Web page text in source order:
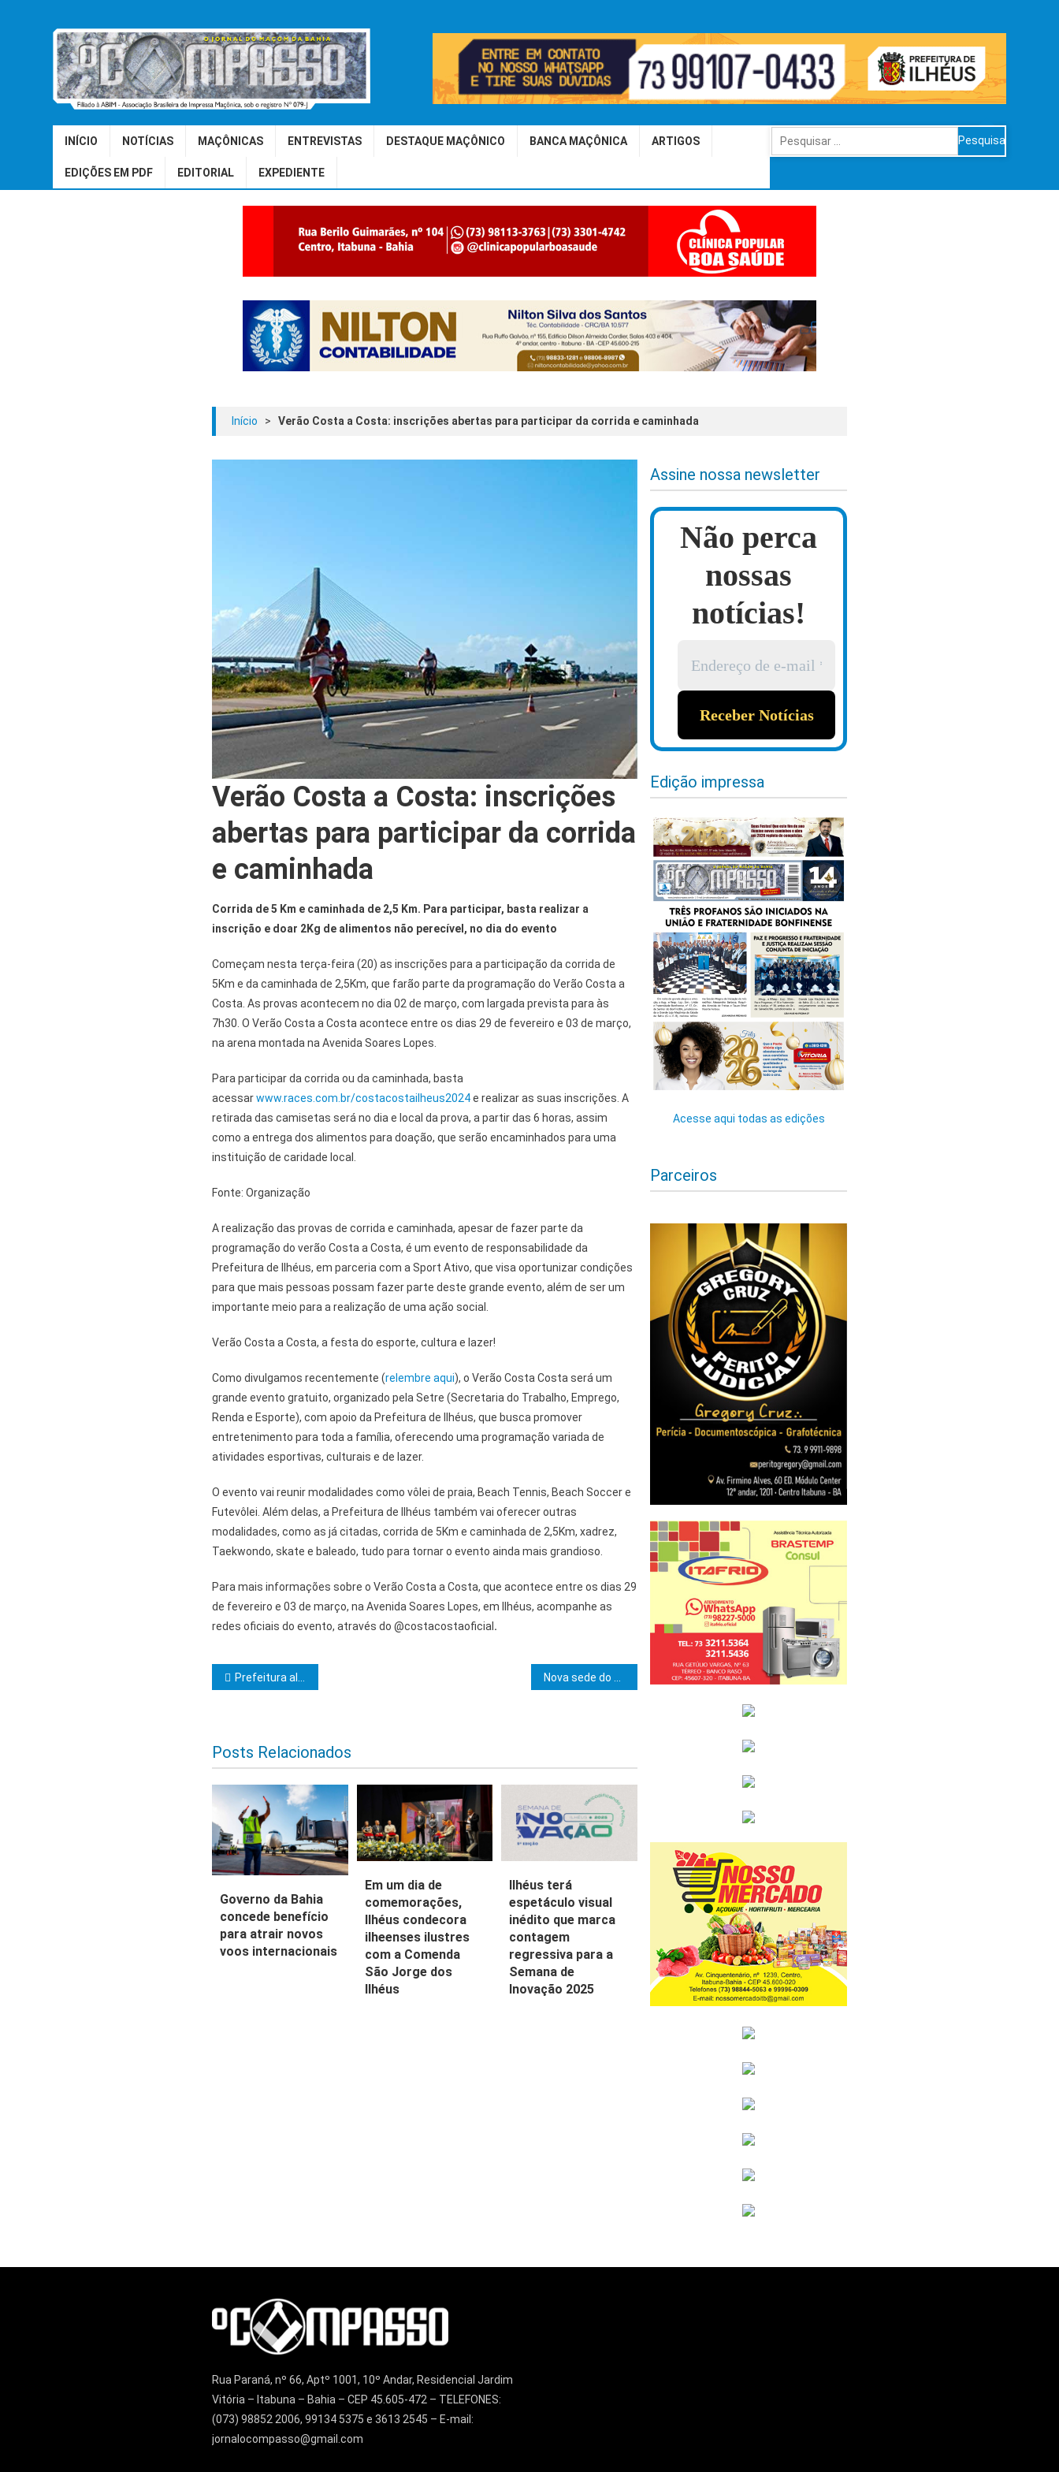
INÍCIO NOTÍCIAS MAÇÔNICAS ENTREVISTAS DESTAQUE MAÇÔNICO BANCA MAÇÔNICA ARTIGOS
EDIÇÕES EM PDF EDITORIAL EXPEDIENTE
Pesquisar
por:
Início > Verão Costa a Costa: inscrições abertas para participar da corrida e caminhada
Verão Costa a Costa: inscrições
abertas para participar da corrida
e caminhada
Corrida de 5 Km e caminhada de 2,5 Km. Para participar, basta realizar a
inscrição e doar 2Kg de alimentos não perecível, no dia do evento
Começam nesta terça-feira (20) as inscrições para a participação da corrida de
5Km e da caminhada de 2,5Km, que farão parte da programação do Verão Costa a
Costa. As provas acontecem no dia 02 de março, com largada prevista para às
7h30. O Verão Costa a Costa acontece entre os dias 29 de fevereiro e 03 de março,
na arena montada na Avenida Soares Lopes.
Para participar da corrida ou da caminhada, basta
acessarwww.races.com.br/costacostailheus2024e realizar as suas inscrições. A
retirada das camisetas será no dia e local da prova, a partir das 6 horas, assim
como a entrega dos alimentos para doação, que serão encaminhados para uma
instituição de caridade local.
Fonte: Organização
A realização das provas de corrida e caminhada, apesar de fazer parte da
programação do verão Costa a Costa, é um evento de responsabilidade da
Prefeitura de Ilhéus, em parceria com a Sport Ativo, que visa oportunizar condições
para que mais pessoas possam fazer parte deste grande evento, além de ser um
importante meio para a realização de uma ação social.
Verão Costa a Costa, a festa do esporte, cultura e lazer!
Como divulgamos recentemente (relembre aqui), o Verão Costa Costa será um
grande evento gratuito, organizado pela Setre (Secretaria do Trabalho, Emprego,
Renda e Esporte), com apoio da Prefeitura de Ilhéus, que busca promover
entretenimento para toda a família, oferecendo uma programação variada de
atividades esportivas, culturais e de lazer.
O evento vai reunir modalidades como vôlei de praia, Beach Tennis, Beach Soccer e
Futevôlei. Além delas, a Prefeitura de Ilhéus também vai oferecer outras
modalidades, como as já citadas, corrida de 5Km e caminhada de 2,5Km, xadrez,
Taekwondo, skate e baleado, tudo para tornar o evento ainda mais grandioso.
Para mais informações sobre o Verão Costa a Costa, que acontece entre os dias 29
de fevereiro e 03 de março, na Avenida Soares Lopes, em Ilhéus, acompanhe as
redes oficiais do evento, através do @costacostaoficial .
Navegação de Post
Prefeitura alerta microempreendedores para a Declaração Anual de Rendimento
Posts Relacionados
Governo da Bahia
concede benefício
para atrair novos
voos internacionais
Em um dia de
comemorações,
Ilhéus condecora
ilheenses ilustres
com a Comenda
São Jorge dos
Ilhéus
Ilhéus terá
espetáculo visual
inédito que marca
contagem
regressiva para a
Semana de
Inovação 2025
Assine nossa newsletter
Não perca
nossas
notícias!
Edição impressa
Acesse aqui todas as edições
Parceiros
Rua Paraná, nº 66, Aptº 1001, 10º Andar, Residencial Jardim
Vitória – Itabuna – Bahia – CEP 45.605-472 – TELEFONES:
(073) 98852 2006, 99134 5375 e 3613 2545 – E-mail:
jornalocompasso@gmail.com